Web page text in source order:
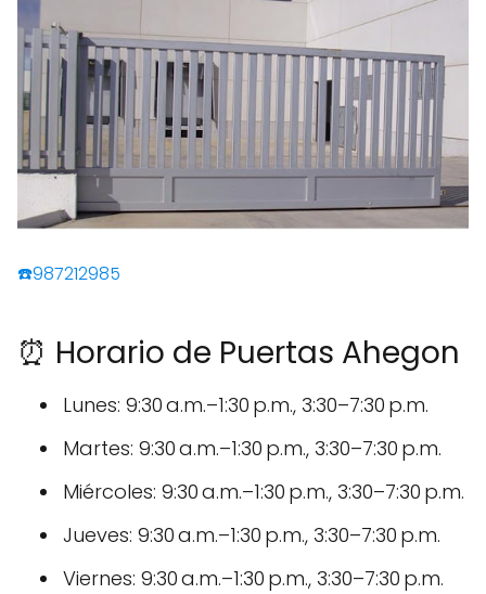
☎️987212985
⏰ Horario de Puertas Ahegon
Lunes: 9:30 a.m.–1:30 p.m., 3:30–7:30 p.m.
Martes: 9:30 a.m.–1:30 p.m., 3:30–7:30 p.m.
Miércoles: 9:30 a.m.–1:30 p.m., 3:30–7:30 p.m.
Jueves: 9:30 a.m.–1:30 p.m., 3:30–7:30 p.m.
Viernes: 9:30 a.m.–1:30 p.m., 3:30–7:30 p.m.